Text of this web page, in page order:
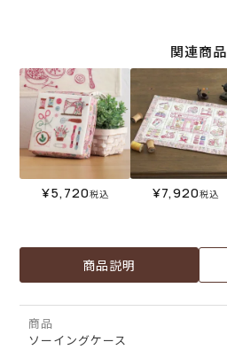
関連商品
¥5,720税込 ¥7,920税込
商品説明
商品
ソーイングケース